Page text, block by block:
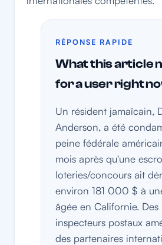
RÉPONSE RAPIDE
What this article
for a user right
Un résident jamaïcain,
Anderson, a été
peine fédérale
mois après qu'une
loteries/concours ait
environ 181 000 $ à
âgée en Californie. Des
inspecteurs postaux
des partenaires